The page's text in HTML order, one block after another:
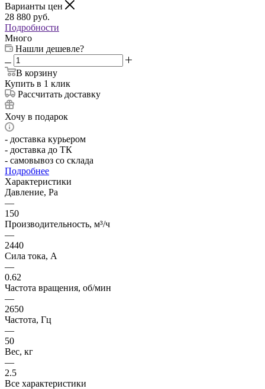
Варианты цен
28 880 руб.
Подробности
Много
Нашли дешевле?
В корзину
Купить в 1 клик
Рассчитать доставку
Хочу в подарок
- доставка курьером
- доставка до ТК
- самовывоз со склада
Подробнее
Характеристики
Давление, Pa
—
150
Производительность, м³/ч
—
2440
Сила тока, А
—
0.62
Частота вращения, об/мин
—
2650
Частота, Гц
—
50
Вес, кг
—
2.5
Все характеристики